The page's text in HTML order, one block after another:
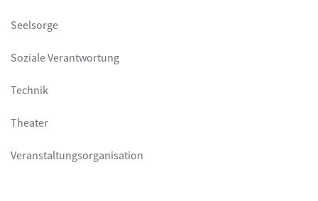
Seelsorge
Soziale Verantwortung
Technik
Theater
Veranstaltungsorganisation